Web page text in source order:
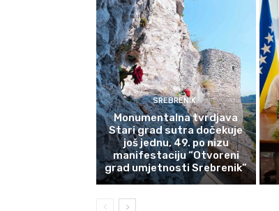
SREBRENIK
Monumentalna tvrdjava
Stari grad sutra dočekuje
još jednu, 49. po nizu
manifestaciju “Otvoreni
grad umjetnosti Srebrenik”